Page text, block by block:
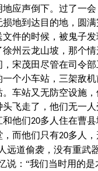
应声倒下。过了一
地到达目的地，圆
文件的时候，被鬼子
州云龙山坡，那个
宋茂田尽管在司令
个小车站，三架敌
。车站又无防空设施
头飞走了，他们无一
和他们20多人住在曹
，而他们只有20多人
远道偷袭，没有重武
说：“我们当时用的